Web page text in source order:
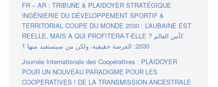
FR – AR : TRIBUNE & PLAIDOYER STRATÉGIQUE
INGÉNIERIE DU DÉVELOPPEMENT SPORTIF &
TERRITORIAL COUPE DU MONDE 2030 : L’AUBAINE EST
REELLE, MAIS A QUI PROFITERA-T-ELLE ? كأس العالم
2030: الفرصة حقيقية، ولكن من سيستفيد منها ؟
Journée Internationale des Coopératives : PLAIDOYER
POUR UN NOUVEAU PARADIGME POUR LES
COOPERATIVES ! DE LA TRANSMISSION ANCESTRALE